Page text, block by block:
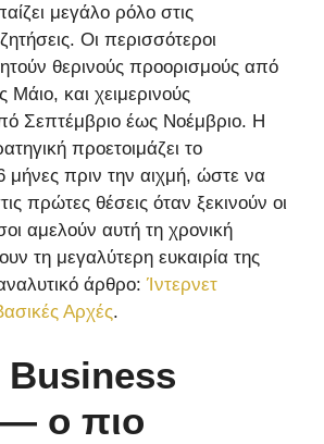
μεγάλο ρόλο στις
Οι περισσότεροι
θερινούς προορισμούς από
και χειμερινούς
Σεπτέμβριο έως Νοέμβριο. Η
προετοιμάζει το
μήνες πριν την αιχμή, ώστε να
πρώτες θέσεις όταν ξεκινούν οι
αμελούν αυτή τη χρονική
τη μεγαλύτερη ευκαιρία της
άρθρο:Ίντερνετ
Αρχές.
Business
ο πιο